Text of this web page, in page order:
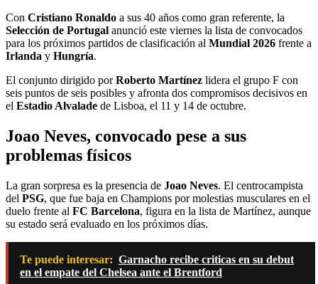
Con Cristiano Ronaldo a sus 40 años como gran referente, la
Selección de Portugal anunció este viernes la lista de convocados
para los próximos partidos de clasificación al Mundial 2026 frente a
Irlanda y Hungría.
El conjunto dirigido porRoberto Martínez lidera el grupo F con
seis puntos de seis posibles y afronta dos compromisos decisivos en
el Estadio Alvalade de Lisboa, el 11 y 14 de octubre.
Joao Neves, convocado pese a sus
problemas físicos
La gran sorpresa es la presencia de Joao Neves. El centrocampista
del PSG, que fue baja en Champions por molestias musculares en el
duelo frente al FC Barcelona, figura en la lista de Martínez, aunque
su estado será evaluado en los próximos días.
Te puede interesar: Garnacho recibe criticas en su debut
en el empate del Chelsea ante el Brentford